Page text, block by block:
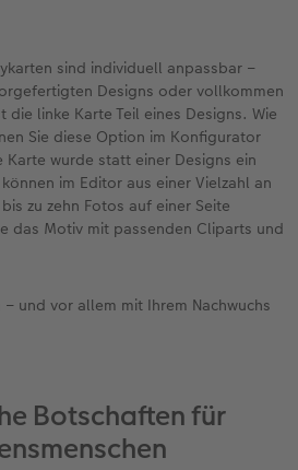
sind individuell anpassbar –
Designs oder vollkommen
linke Karte Teil eines Designs. Wie
Sie diese Option im Konfigurator
Karte wurde statt einer Designs ein
im Editor aus einer Vielzahl an
zu zehn Fotos auf einer Seite
das Motiv mit passenden Cliparts und
und vor allem mit Ihrem Nachwuchs
Botschaften für